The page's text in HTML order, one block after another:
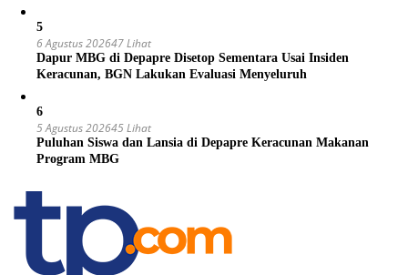
5
6 Agustus 202647 Lihat
Dapur MBG di Depapre Disetop Sementara Usai Insiden
Keracunan, BGN Lakukan Evaluasi Menyeluruh
6
5 Agustus 202645 Lihat
Puluhan Siswa dan Lansia di Depapre Keracunan Makanan
Program MBG